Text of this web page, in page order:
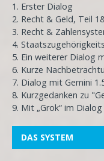
1. Erster Dialog
2. Recht & Geld, Teil
3. Recht &
4.
5. Ein weiterer Dialog
6. Kurze
7. Dialog mit Gemini
8. Kurzgedanken zu
9. Mit „Grok“ im Dialog
DAS SYSTEM